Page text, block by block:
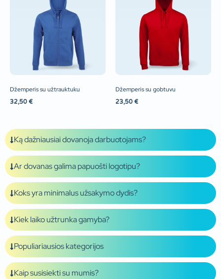
Džemperis su užtrauktuku
32,50 €
Džemperis su gobtuvu
23,50 €
Ką dažniausiai dovanoja darbuotojams?
Ar dovanas galima papuošti logotipu?
Koks yra minimalus užsakymo dydis?
Kiek laiko užtrunka gamyba?
Populiariausios kategorijos
Kaip susisiekti su mumis?